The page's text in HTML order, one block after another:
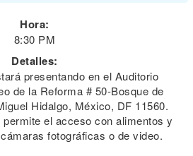
Hora:
8:30 PM
Detalles:
presentando en el Auditorio
de la Reforma # 50-Bosque de
Hidalgo, México, DF 11560.
el acceso con alimentos y
fotográficas o de video.